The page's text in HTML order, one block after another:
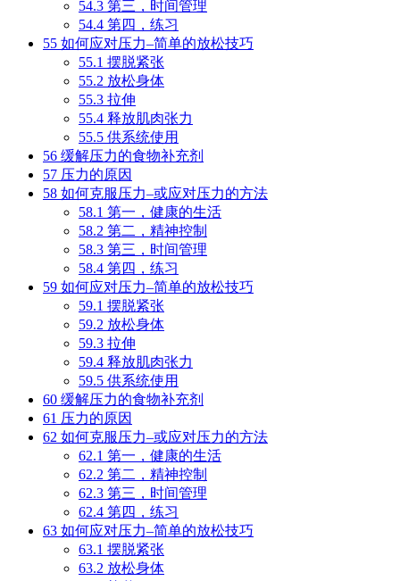
54.3 第三，时间管理
54.4 第四，练习
55 如何应对压力–简单的放松技巧
55.1 摆脱紧张
55.2 放松身体
55.3 拉伸
55.4 释放肌肉张力
55.5 供系统使用
56 缓解压力的食物补充剂
57 压力的原因
58 如何克服压力–或应对压力的方法
58.1 第一，健康的生活
58.2 第二，精神控制
58.3 第三，时间管理
58.4 第四，练习
59 如何应对压力–简单的放松技巧
59.1 摆脱紧张
59.2 放松身体
59.3 拉伸
59.4 释放肌肉张力
59.5 供系统使用
60 缓解压力的食物补充剂
61 压力的原因
62 如何克服压力–或应对压力的方法
62.1 第一，健康的生活
62.2 第二，精神控制
62.3 第三，时间管理
62.4 第四，练习
63 如何应对压力–简单的放松技巧
63.1 摆脱紧张
63.2 放松身体